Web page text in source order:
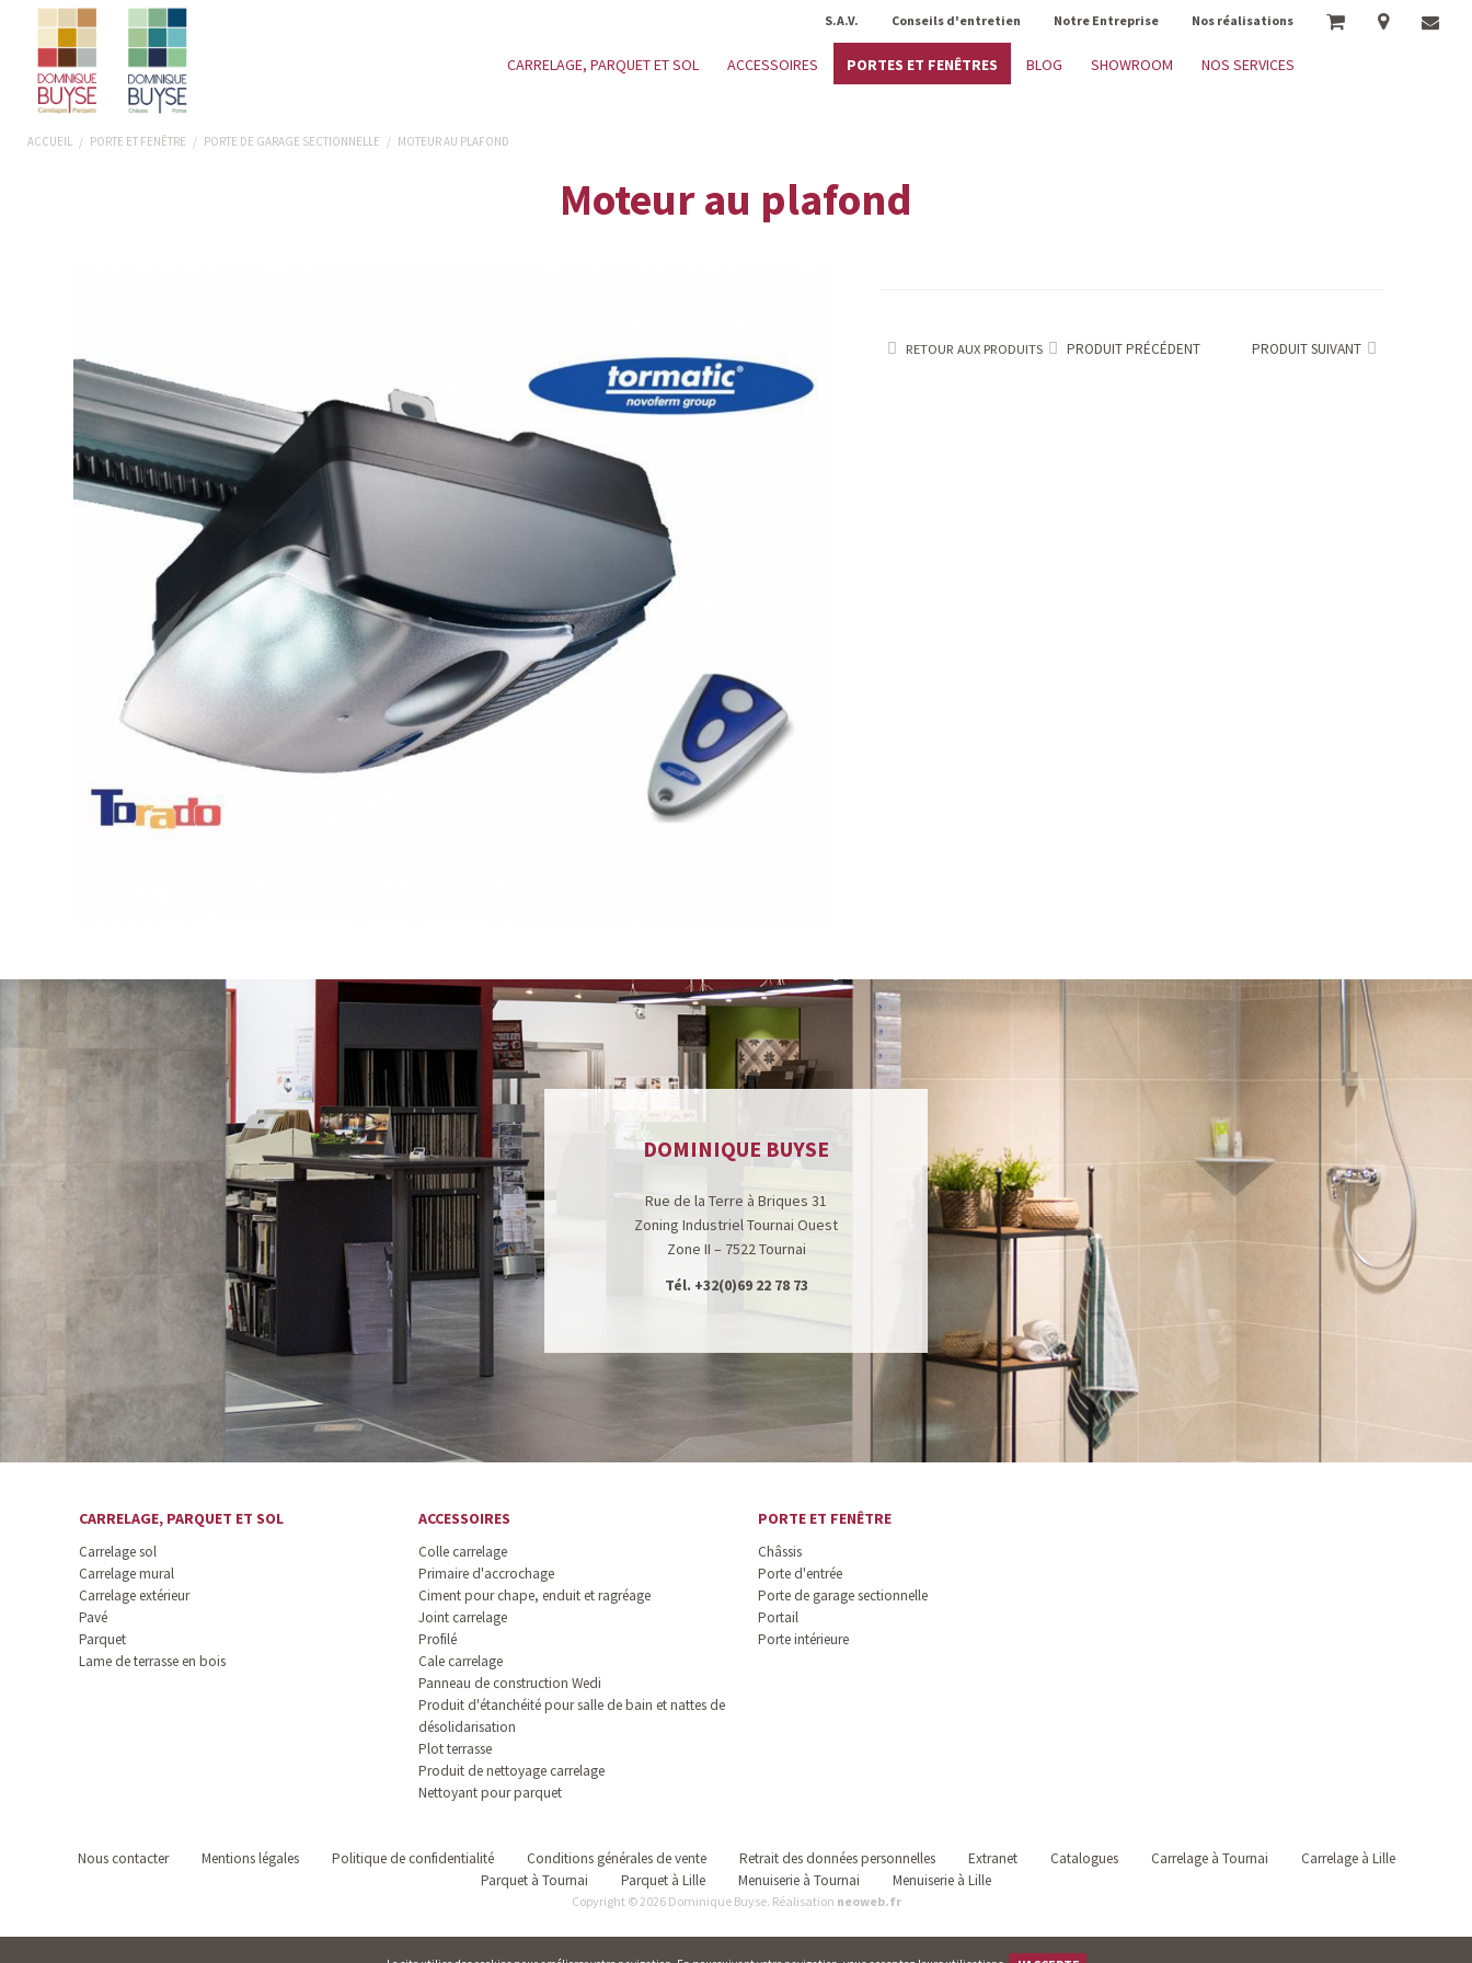
S.A.V. Conseils d'entretien Notre Entreprise Nos réalisations
CARRELAGE, PARQUET ET SOL ACCESSOIRES PORTES ET FENÊTRES BLOG SHOWROOM NOS SERVICES
ACCUEIL / PORTE ET FENÊTRE / PORTE DE GARAGE SECTIONNELLE / MOTEUR AU PLAFOND
Moteur au plafond
RETOUR AUX PRODUITS PRODUIT PRÉCÉDENT PRODUIT SUIVANT
DOMINIQUE BUYSE
Rue de la Terre à Briques 31
Zoning Industriel Tournai Ouest
Zone II – 7522 Tournai
Tél. +32(0)69 22 78 73
CARRELAGE, PARQUET ET SOL
Carrelage sol
Carrelage mural
Carrelage extérieur
Pavé
Parquet
Lame de terrasse en bois
ACCESSOIRES
Colle carrelage
Primaire d'accrochage
Ciment pour chape, enduit et ragréage
Joint carrelage
Profilé
Cale carrelage
Panneau de construction Wedi
Produit d'étanchéité pour salle de bain et nattes de
désolidarisation
Plot terrasse
Produit de nettoyage carrelage
Nettoyant pour parquet
PORTE ET FENÊTRE
Châssis
Porte d'entrée
Porte de garage sectionnelle
Portail
Porte intérieure
Nous contacter Mentions légales Politique de confidentialité Conditions générales de vente Retrait des données personnelles Extranet Catalogues Carrelage à Tournai
Carrelage à Lille
Parquet à Tournai
Parquet à Lille Menuiserie à Tournai Menuiserie à Lille
Copyright © 2026 Dominique Buyse. Réalisation neoweb.fr